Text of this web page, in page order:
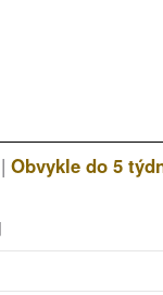
Obvykle do 5